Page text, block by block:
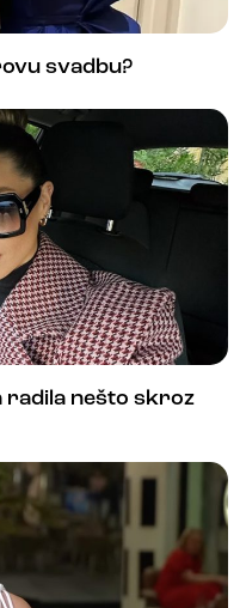
svadbu?
radila nešto skroz